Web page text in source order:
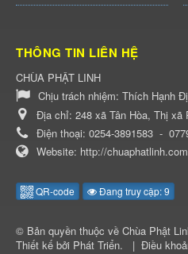
THÔNG TIN LIÊN HỆ
CHÙA PHẬT LINH
Chịu trách nhiệm: Thích Hạnh
Địa chỉ: 248 xã Tân Hòa, Thị
Điện thoại: 0254-3891583 -
Website: http://chuaphatlinh.com
QR-code Đang truy cập: 9
© Bản quyền thuộc về Chùa Phật
Thiết kế bởi Phát Triển. | Điều